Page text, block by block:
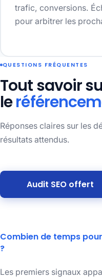
trafic, conversions.
pour arbitrer les
QUESTIONS FRÉQUENTES
Tout savoir
le
Réponses claires sur les
résultats attendus.
Audit SEO offert
Combien de temps
?
Les premiers signaux